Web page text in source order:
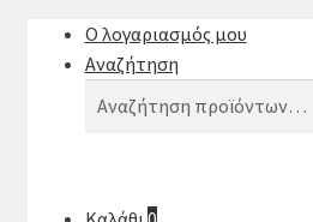
Ο λογαριασμός μου
Αναζήτηση
Αναζήτηση
Αναζήτηση